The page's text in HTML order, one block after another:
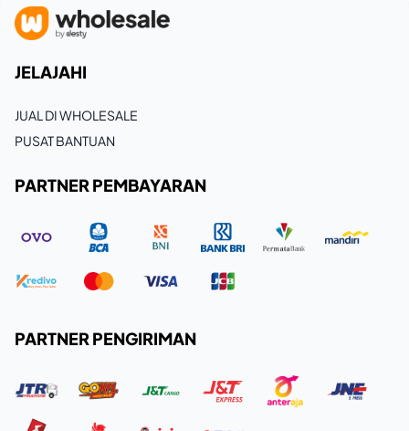
JELAJAHI
JUAL DI WHOLESALE
PUSAT BANTUAN
PARTNER PEMBAYARAN
PARTNER PENGIRIMAN